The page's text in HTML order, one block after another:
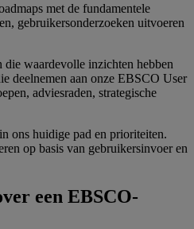
met de fundamentele
gebruikersonderzoeken uitvoeren
waardevolle inzichten hebben
deelnemen aan onze EBSCO User
adviesraden, strategische
ons huidige pad en prioriteiten.
op basis van gebruikersinvoer en
een EBSCO-